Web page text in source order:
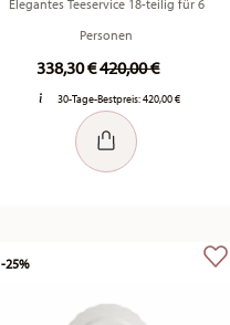
Elegantes Teeservice 18-teilig für 6
Personen
338,30 €Price reduced
420,00 €to
30-Tage-Bestpreis:420,00 €
-25%